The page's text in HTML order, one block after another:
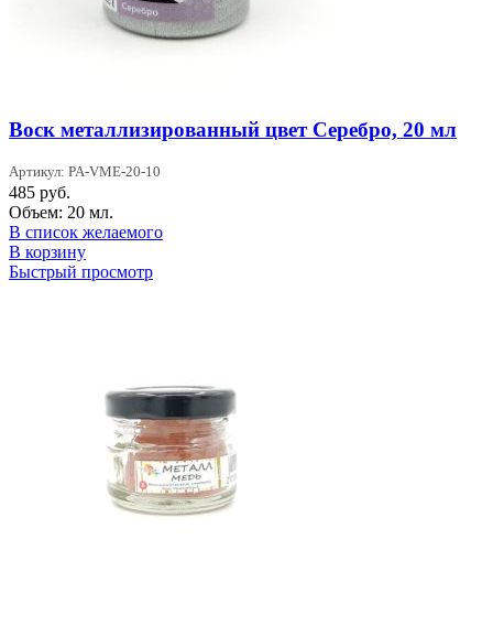
Воск металлизированный цвет Серебро, 20 мл
Артикул: PA-VME-20-10
485 руб.
Объем: 20 мл.
В список желаемого
В корзину
Быстрый просмотр